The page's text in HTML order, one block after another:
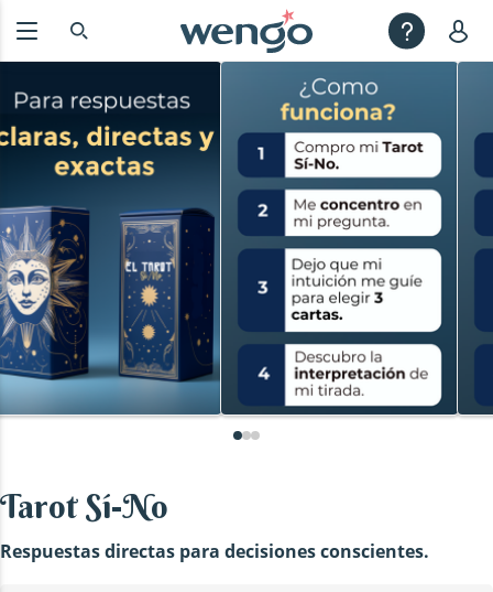
Tarot Sí-No
Respuestas directas para decisiones conscientes.